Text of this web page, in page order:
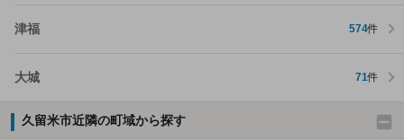
津福 574件
大城 71件
久留米市近隣の町域から探す